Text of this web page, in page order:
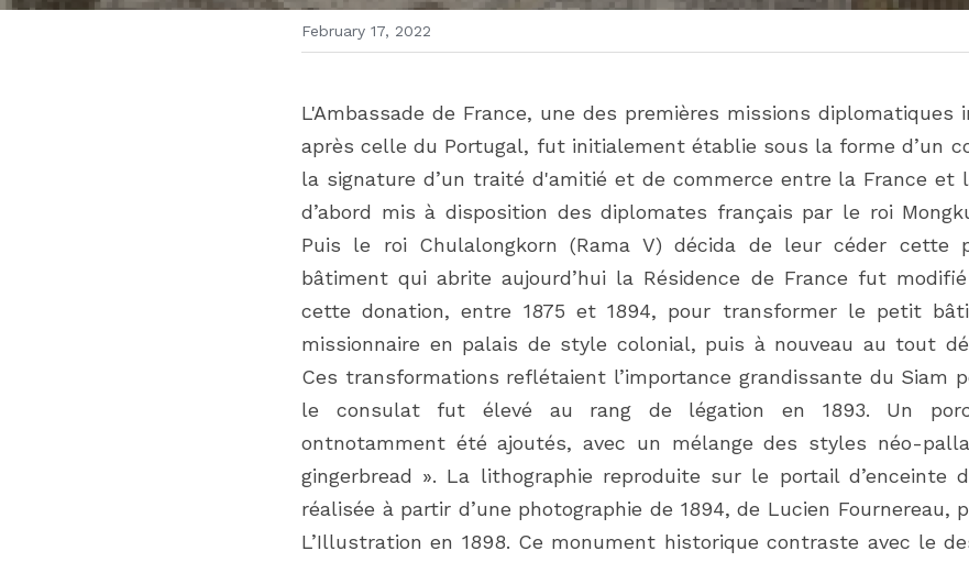
February 17, 2022
L'Ambassade de France, une des premières missions diplomatiques
après celle du Portugal, fut initialement établie sous la forme d’un
la signature d’un traité d'amitié et de commerce entre la France et
d’abord mis à disposition des diplomates français par le roi
Puis le roi Chulalongkorn (Rama V) décida de leur céder cette
bâtiment qui abrite aujourd’hui la Résidence de France fut
cette donation, entre 1875 et 1894, pour transformer le petit
missionnaire en palais de style colonial, puis à nouveau au tout
Ces transformations reflétaient l’importance grandissante du Siam
le consulat fut élevé au rang de légation en 1893. Un
ontnotamment été ajoutés, avec un mélange des styles néo-
gingerbread ». La lithographie reproduite sur le portail d’enceinte
réalisée à partir d’une photographie de 1894, de Lucien Fournereau,
L’Illustration en 1898. Ce monument historique contraste avec le